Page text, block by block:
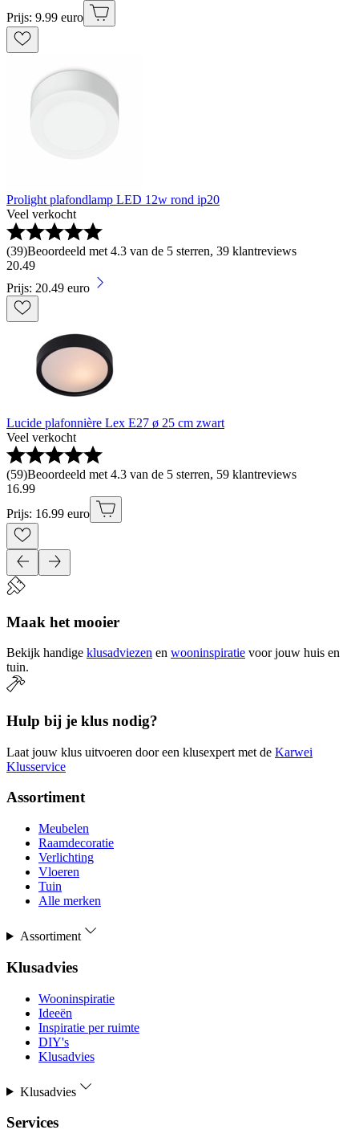
Prijs: 9.99 euro
Prolight plafondlamp LED 12w rond ip20
Veel verkocht
(39)Beoordeeld met 4.3 van de 5 sterren, 39 klantreviews
20.49
Prijs: 20.49 euro
Lucide plafonnière Lex E27 ø 25 cm zwart
Veel verkocht
(59)Beoordeeld met 4.3 van de 5 sterren, 59 klantreviews
16.99
Prijs: 16.99 euro
Maak het mooier
Bekijk handige klusadviezen en wooninspiratie voor jouw huis en
tuin.
Hulp bij je klus nodig?
Laat jouw klus uitvoeren door een klusexpert met de Karwei
Klusservice
Assortiment
Meubelen
Raamdecoratie
Verlichting
Vloeren
Tuin
Alle merken
Assortiment
Klusadvies
Wooninspiratie
Ideeën
Inspiratie per ruimte
DIY's
Klusadvies
Klusadvies
Services